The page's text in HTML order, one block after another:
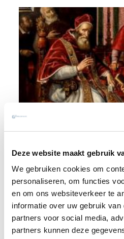
Deze website maakt gebruik
We gebruiken cookies om
personaliseren, om functies
en om ons websiteverkeer te
informatie over uw gebruik
partners voor social media,
partners kunnen deze
Geschiedenis
Lees meer over de bijna